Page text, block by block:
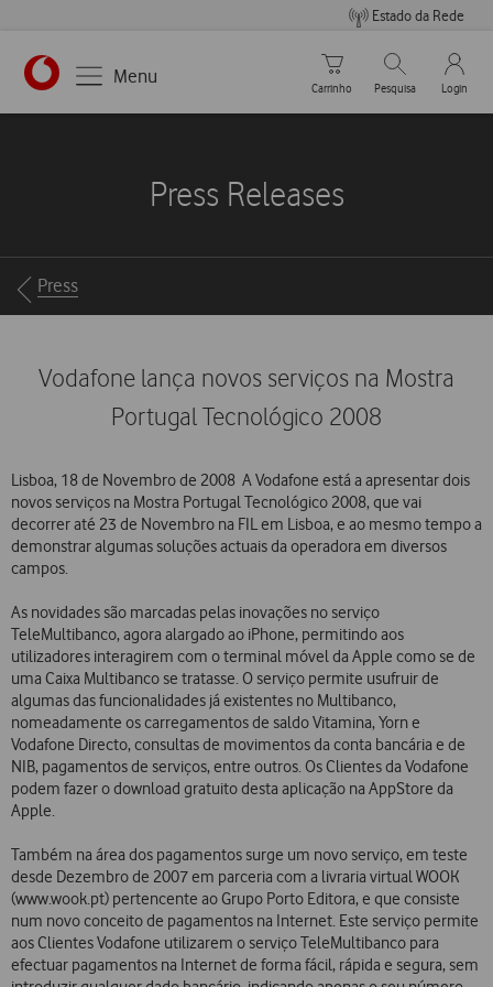
Estado da Rede
https://www.vodafone.pt
Menu
Carrinho de compras
Carrinho
Pesquisar
Pesquisa
My
Login
Press Releases
Breadcrumbs
Press
Vodafone lança novos serviços na Mostra
Portugal Tecnológico 2008
Lisboa, 18 de Novembro de 2008  A Vodafone está a apresentar dois
novos serviços na Mostra Portugal Tecnológico 2008, que vai
decorrer até 23 de Novembro na FIL em Lisboa, e ao mesmo tempo a
demonstrar algumas soluções actuais da operadora em diversos
campos.
As novidades são marcadas pelas inovações no serviço
TeleMultibanco, agora alargado ao iPhone, permitindo aos
utilizadores interagirem com o terminal móvel da Apple como se de
uma Caixa Multibanco se tratasse. O serviço permite usufruir de
algumas das funcionalidades já existentes no Multibanco,
nomeadamente os carregamentos de saldo Vitamina, Yorn e
Vodafone Directo, consultas de movimentos da conta bancária e de
NIB, pagamentos de serviços, entre outros. Os Clientes da Vodafone
podem fazer o download gratuito desta aplicação na AppStore da
Apple.
Também na área dos pagamentos surge um novo serviço, em teste
desde Dezembro de 2007 em parceria com a livraria virtual WOOK
(www.wook.pt) pertencente ao Grupo Porto Editora, e que consiste
num novo conceito de pagamentos na Internet. Este serviço permite
aos Clientes Vodafone utilizarem o serviço TeleMultibanco para
efectuar pagamentos na Internet de forma fácil, rápida e segura, sem